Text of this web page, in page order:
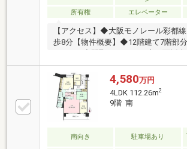
所有権 エレベーター
【アクセス】◆大阪モノレール彩都
歩8分【物件概要】◆12階建て7階部
◆南東向きバルコニー◆豊富な収納◆
2024年頃5.2帖部分クロス張替え、給
更４LDK→３LDK【周辺環境】◆箕面
学校徒歩14分◆箕面市立彩都の丘中
ラ・ムー彩都店徒歩9分◆業務スーパ
4,580万円
4LDK 112.26m2
9階 南
南向き 駐車場あり